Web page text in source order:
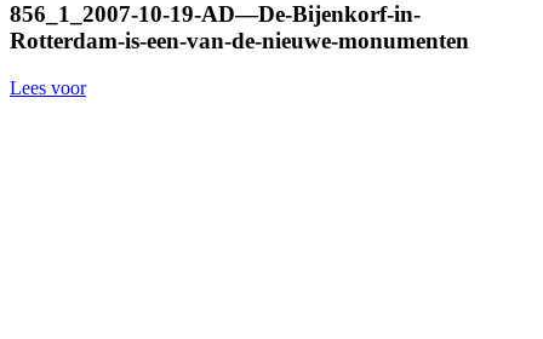
856_1_2007-10-19-AD—De-Bijenkorf-in-
Rotterdam-is-een-van-de-nieuwe-monumenten
Lees voor